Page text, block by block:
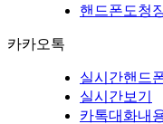
핸드폰도청
카카오톡
실시간핸드
실시간보기
카톡대화내